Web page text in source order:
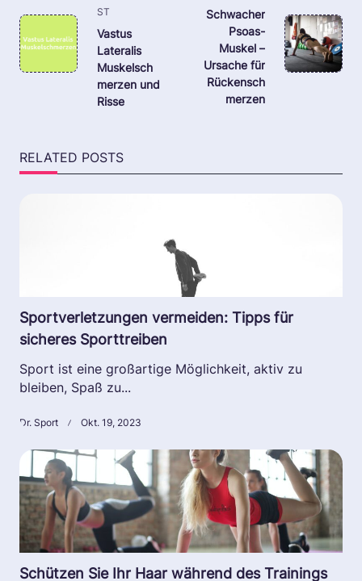
class="nav-
subtitle
screen-
reader-
text">Page</span>
ST
Vastus
Lateralis
Muskelsch
merzen und
Risse
Schwacher
Psoas-
Muskel –
Ursache für
Rückensch
merzen
RELATED POSTS
Sportverletzungen vermeiden: Tipps für
sicheres Sporttreiben
Sport ist eine großartige Möglichkeit, aktiv zu
bleiben, Spaß zu...
Dr. Sport Okt. 19, 2023
Schützen Sie Ihr Haar während des Trainings